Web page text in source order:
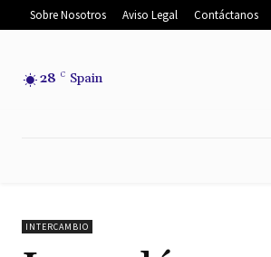
Sobre Nosotros Aviso Legal Contáctanos
28 C Spain
INTERCAMBIO